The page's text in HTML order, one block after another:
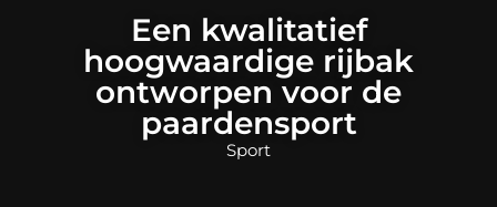
Een kwalitatief
hoogwaardige rijbak
ontworpen voor de
paardensport
Sport